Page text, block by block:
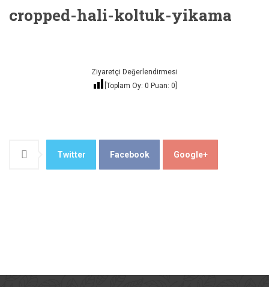
cropped-hali-koltuk-yikama
Ziyaretçi Değerlendirmesi
[Toplam Oy: 0 Puan: 0
Twitter Facebook Google+